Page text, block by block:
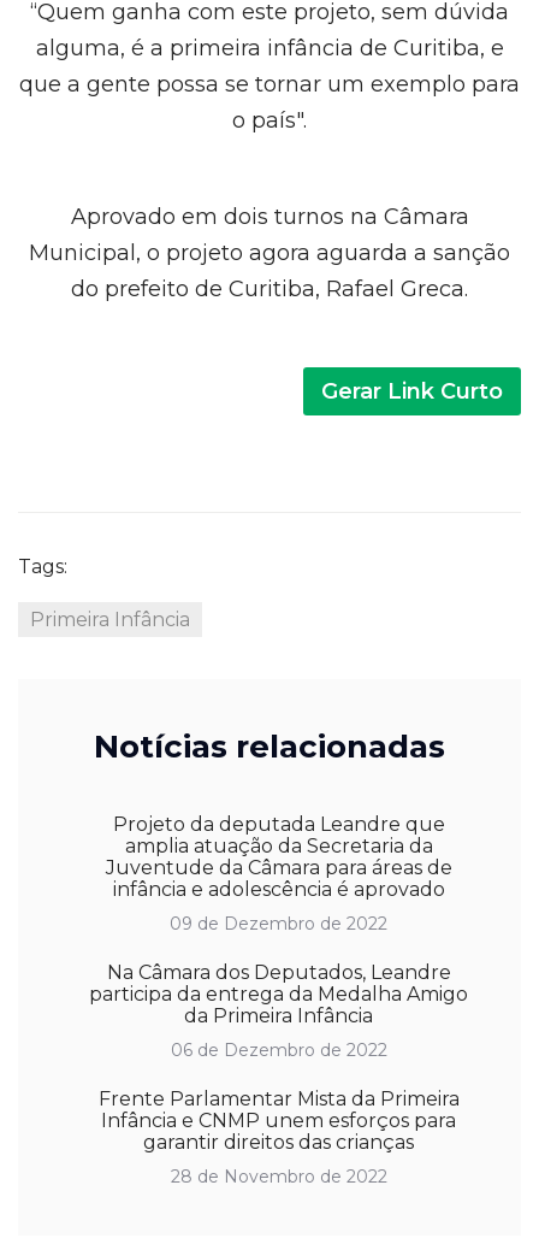
“Quem ganha com este projeto, sem dúvida
alguma, é a primeira infância de Curitiba, e
que a gente possa se tornar um exemplo para
o país".
Aprovado em dois turnos na Câmara
Municipal, o projeto agora aguarda a sanção
do prefeito de Curitiba, Rafael Greca.
Tags:
Primeira Infância
Notícias relacionadas
Projeto da deputada Leandre que
amplia atuação da Secretaria da
Juventude da Câmara para áreas de
infância e adolescência é aprovado
09 de Dezembro de 2022
Na Câmara dos Deputados, Leandre
participa da entrega da Medalha Amigo
da Primeira Infância
06 de Dezembro de 2022
Frente Parlamentar Mista da Primeira
Infância e CNMP unem esforços para
garantir direitos das crianças
28 de Novembro de 2022